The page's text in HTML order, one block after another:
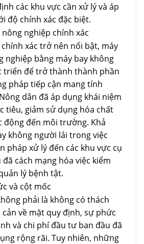
các khu vực cần xử lý và áp
độ chính xác đặc biệt.
nghiệp chính xác
xác trở nên nổi bật, máy
nghiệp bằng máy bay không
triển để trở thành thành phần
pháp tiếp cận mang tính
dân đã áp dụng khái niệm
tiêu, giảm sử dụng hóa chất
động đến môi trường. Khả
không người lái trong việc
pháp xử lý đến các khu vực cụ
cách mạng hóa việc kiểm
lý bệnh tật.
và cột mốc
phải là không có thách
về mặt quy định, sự phức
và chi phí đầu tư ban đầu đã
rộng rãi. Tuy nhiên, những